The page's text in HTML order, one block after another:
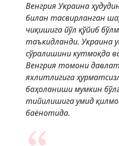
Венгрия Украина
билан тасвирланган
чиқишига йўл қўйиб
таъкидланди. Украина
сўралишини кутмоқда
Венгрия томони
яхлитлигига
баҳоланиши мумкин
тийилишига умид
баёнотида.